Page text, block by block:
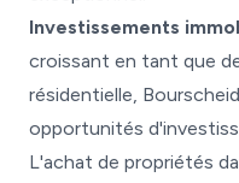
Investissements
croissant en tant que
résidentielle,
opportunités
L'achat de propriétés